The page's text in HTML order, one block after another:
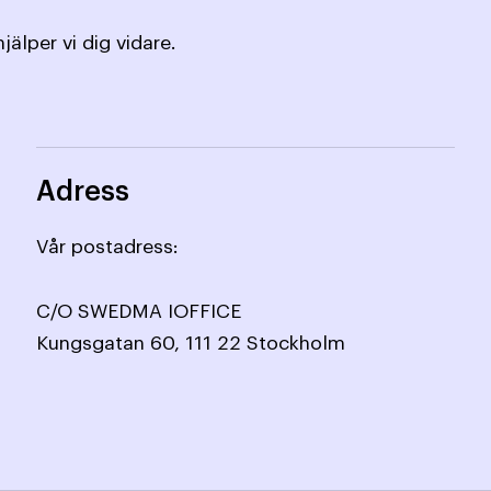
vi dig vidare.
Adress
Vår postadress:
C/O SWEDMA IOFFICE
Kungsgatan 60, 111 22 Stockholm